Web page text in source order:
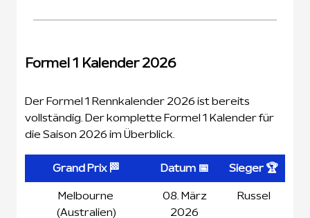
Formel 1 Kalender 2026
Der Formel 1 Rennkalender 2026 ist bereits
vollständig. Der komplette Formel 1 Kalender für
die Saison 2026 im Überblick.
Grand Prix 🏁 Datum 📅 Sieger 🏆
Melbourne
(Australien)
08. März
2026
Russel